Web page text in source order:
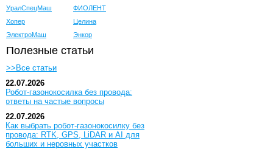
УралСпецМаш
ФИОЛЕНТ
Хопер
Целина
ЭлектроМаш
Энкор
Полезные статьи
>>Все статьи
22.07.2026
Робот-газонокосилка без провода:
ответы на частые вопросы
22.07.2026
Как выбрать робот-газонокосилку без
провода: RTK, GPS, LiDAR и AI для
больших и неровных участков